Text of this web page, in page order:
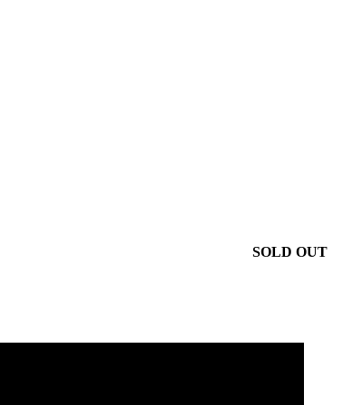
SOLD OUT